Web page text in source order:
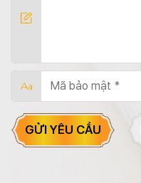
GỬI YÊU CẦU